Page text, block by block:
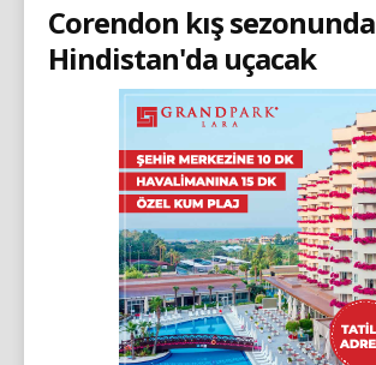
Corendon kış sezonunda
Hindistan'da uçacak